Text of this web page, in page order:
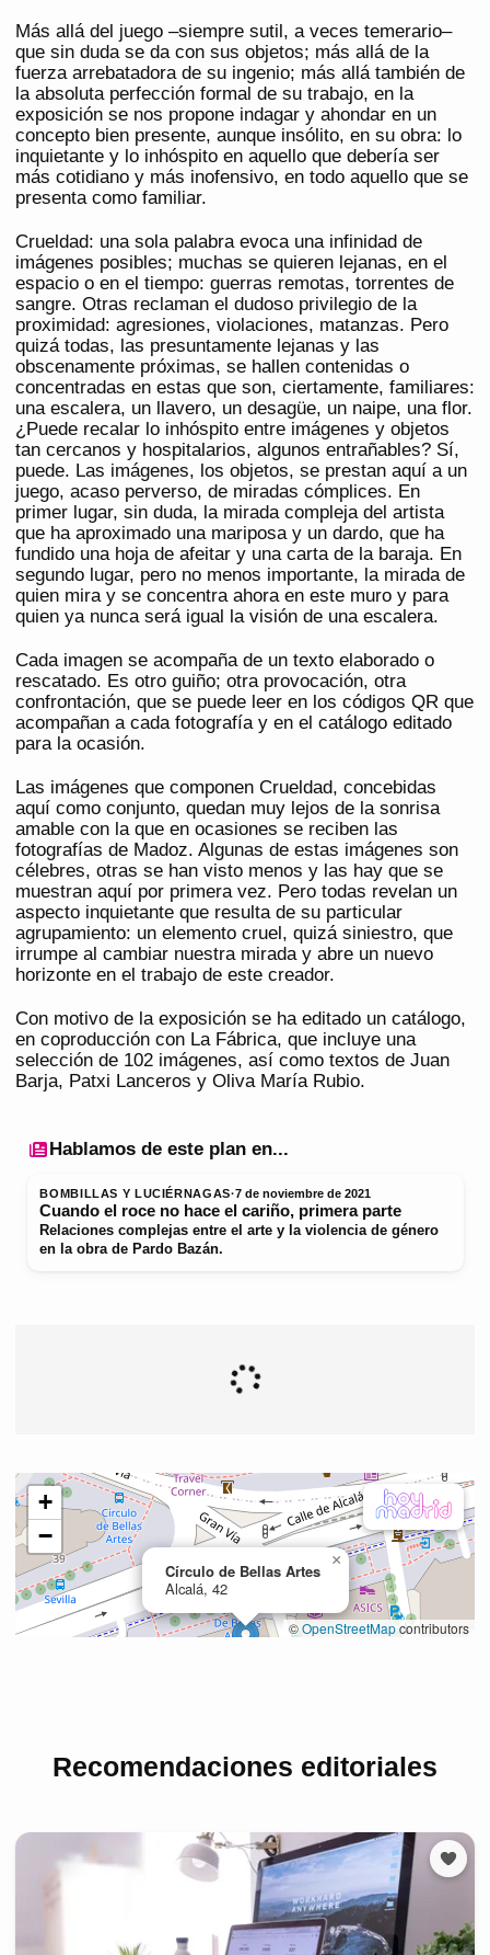
Más allá del juego –siempre sutil, a veces temerario–
que sin duda se da con sus objetos; más allá de la
fuerza arrebatadora de su ingenio; más allá también de
la absoluta perfección formal de su trabajo, en la
exposición se nos propone indagar y ahondar en un
concepto bien presente, aunque insólito, en su obra: lo
inquietante y lo inhóspito en aquello que debería ser
más cotidiano y más inofensivo, en todo aquello que se
presenta como familiar.
Crueldad: una sola palabra evoca una infinidad de
imágenes posibles; muchas se quieren lejanas, en el
espacio o en el tiempo: guerras remotas, torrentes de
sangre. Otras reclaman el dudoso privilegio de la
proximidad: agresiones, violaciones, matanzas. Pero
quizá todas, las presuntamente lejanas y las
obscenamente próximas, se hallen contenidas o
concentradas en estas que son, ciertamente, familiares:
una escalera, un llavero, un desagüe, un naipe, una flor.
¿Puede recalar lo inhóspito entre imágenes y objetos
tan cercanos y hospitalarios, algunos entrañables? Sí,
puede. Las imágenes, los objetos, se prestan aquí a un
juego, acaso perverso, de miradas cómplices. En
primer lugar, sin duda, la mirada compleja del artista
que ha aproximado una mariposa y un dardo, que ha
fundido una hoja de afeitar y una carta de la baraja. En
segundo lugar, pero no menos importante, la mirada de
quien mira y se concentra ahora en este muro y para
quien ya nunca será igual la visión de una escalera.
Cada imagen se acompaña de un texto elaborado o
rescatado. Es otro guiño; otra provocación, otra
confrontación, que se puede leer en los códigos QR que
acompañan a cada fotografía y en el catálogo editado
para la ocasión.
Las imágenes que componen Crueldad, concebidas
aquí como conjunto, quedan muy lejos de la sonrisa
amable con la que en ocasiones se reciben las
fotografías de Madoz. Algunas de estas imágenes son
célebres, otras se han visto menos y las hay que se
muestran aquí por primera vez. Pero todas revelan un
aspecto inquietante que resulta de su particular
agrupamiento: un elemento cruel, quizá siniestro, que
irrumpe al cambiar nuestra mirada y abre un nuevo
horizonte en el trabajo de este creador.
Con motivo de la exposición se ha editado un catálogo,
en coproducción con La Fábrica, que incluye una
selección de 102 imágenes, así como textos de Juan
Barja, Patxi Lanceros y Oliva María Rubio.
Hablamos de este plan en...
BOMBILLAS Y LUCIÉRNAGAS·7 de noviembre de 2021
Cuando el roce no hace el cariño, primera parte
Relaciones complejas entre el arte y la violencia de género
en la obra de Pardo Bazán.
Recomendaciones editoriales